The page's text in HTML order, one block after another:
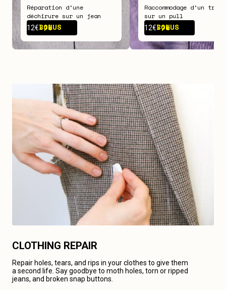
Réparation d‘une
déchirure sur un jean
12€BONUS -7€
Raccommodage d‘un trou
sur un pull
12€BONUS -7€
CLOTHING REPAIR
Repair holes, tears, and rips in your clothes to give them
a second life. Say goodbye to moth holes, torn or ripped
jeans, and broken snap buttons.